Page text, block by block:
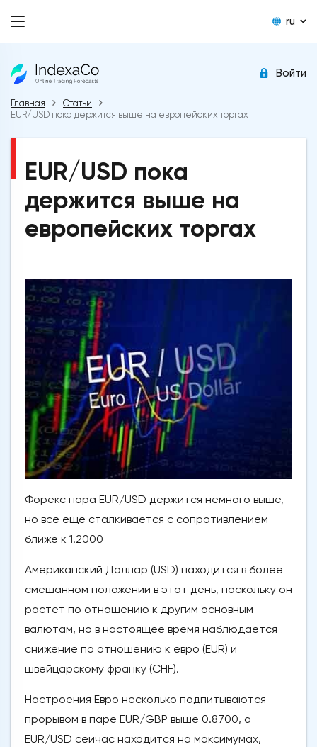
ru
Войти
Главная
Статьи
EUR/USD пока держится выше на европейских торгах
EUR/USD пока
держится выше на
европейских торгах
Форекс пара EUR/USD держится немного выше,
но все еще сталкивается с сопротивлением
ближе к 1.2000
Американский Доллар (USD) находится в более
смешанном положении в этот день, поскольку он
растет по отношению к другим основным
валютам, но в настоящее время наблюдается
снижение по отношению к евро (EUR) и
швейцарскому франку (CHF).
Настроения Евро несколько подпитываются
прорывом в паре EUR/GBP выше 0.8700, а
EUR/USD сейчас находится на максимумах,